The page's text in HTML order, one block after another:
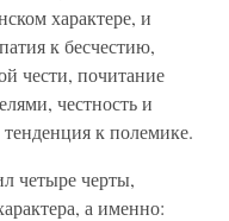
характере, и
к бесчестию,
чести, почитание
честность и
к полемике.
четыре черты,
а именно: